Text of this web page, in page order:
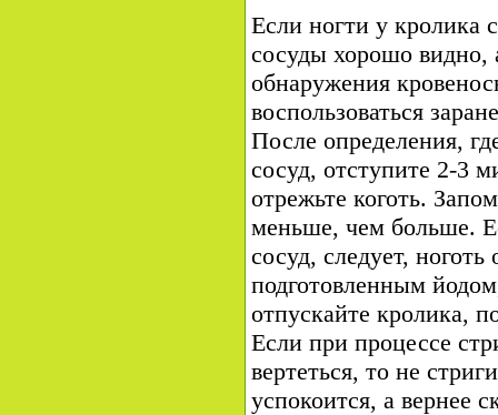
Если ногти у кролика
сосуды хорошо видно,
обнаружения
воспользоваться
После определения,
сосуд, отступите 2-3
отрежьте коготь.
меньше, чем больше.
сосуд, следует, ноготь
подготовленным
отпускайте кролика,
Если при процессе
вертеться, то не
успокоится, а вернее